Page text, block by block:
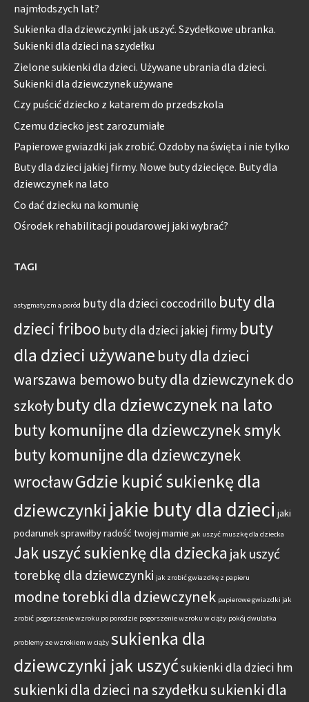
najmłodszych lat?
Sukienka dla dziewczynki jak uszyć. Szydełkowe ubranka.
Sukienki dla dzieci na szydełku
Zielone sukienki dla dzieci. Używane ubrania dla dzieci.
Sukienki dla dziewczynek używane
Czy puścić dziecko z katarem do przedszkola
Czemu dziecko jest zarozumiałe
Papierowe gwiazdki jak zrobić. Ozdoby na święta i nie tylko
Buty dla dzieci jakiej firmy. Nowe buty dziecięce. Buty dla
dziewczynek na lato
Co dać dziecku na komunię
Ośrodek rehabilitacji poudarowej jaki wybrać?
TAGI
astygmatyzm a poród buty dla dzieci coccodrillo buty dla
dzieci friboo buty dla dzieci jakiej firmy buty
dla dzieci używane buty dla dzieci
warszawa bemowo buty dla dziewczynek do
szkołybuty dla dziewczynek na lato
buty komunijne dla dziewczynek smyk
buty komunijne dla dziewczynek
wrocławGdzie kupić sukienkę dla
dziewczynki jakie buty dla dzieci jaki
podarunek sprawiłby radość twojej mamie jak uszyć muszkę dla dziecka
Jak uszyć sukienkę dla dziecka jak uszyć
torebkę dla dziewczynki jak zrobić gwiazdkę z papieru
modne torebki dla dziewczynek papierowe gwiazdki jak
zrobić pogorszenie wzroku po porodzie pogorszenie wzroku w ciąży pokój dwulatka
problemy ze wzrokiem w ciąży sukienka dla
dziewczynki jak uszyćsukienki dla dzieci hm
sukienki dla dzieci na szydełkusukienki dla